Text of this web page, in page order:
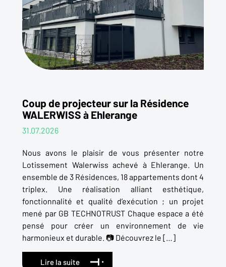
Coup de projecteur sur la Résidence
WALERWISS à Ehlerange
31.07.2026
Nous avons le plaisir de vous présenter notre
Lotissement Walerwiss achevé à Ehlerange. Un
ensemble de 3 Résidences, 18 appartements dont 4
triplex. Une réalisation alliant esthétique,
fonctionnalité et qualité d’exécution ; un projet
mené par GB TECHNOTRUST Chaque espace a été
pensé pour créer un environnement de vie
harmonieux et durable. 📷 Découvrez le […]
Lire la suite